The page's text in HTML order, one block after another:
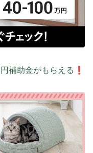
補助金がもらえる❗